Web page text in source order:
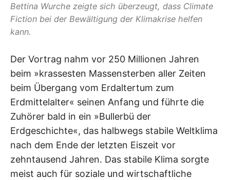
Bettina Wurche zeigte sich überzeugt, dass Climate
Fiction bei der Bewältigung der Klimakrise helfen
kann.
Der Vortrag nahm vor 250 Millionen Jahren
beim »krassesten Massensterben aller Zeiten
beim Übergang vom Erdaltertum zum
Erdmittelalter« seinen Anfang und führte die
Zuhörer bald in ein »Bullerbü der
Erdgeschichte«, das halbwegs stabile Weltklima
nach dem Ende der letzten Eiszeit vor
zehntausend Jahren. Das stabile Klima sorgte
meist auch für soziale und wirtschaftliche